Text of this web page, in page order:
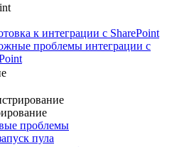
к интеграции с SharePoint
проблемы интеграции с
проблемы
пула